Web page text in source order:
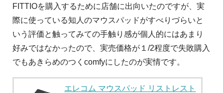
FITTIOを購入するために店舗に出向いたのですが、実
際に使っている知人のマウスパッドがすべりづらいと
いう評価と触ってみての手触り感が個人的にはあまり
好みではなかったので、実売価格が１/2程度で失敗購入
でもあきらめのつくcomfyにしたのが実情です。
エレコム マウスパッド リストレスト